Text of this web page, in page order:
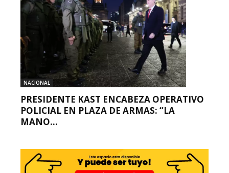
NACIONAL
PRESIDENTE KAST ENCABEZA OPERATIVO
POLICIAL EN PLAZA DE ARMAS: “LA
MANO...